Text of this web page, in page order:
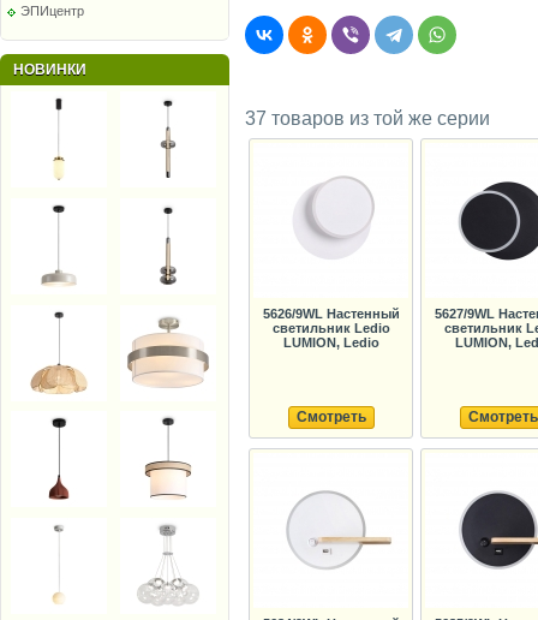
ЭПИцентр
НОВИНКИ
37 товаров из той же серии
5626/9WL Настенный
светильник Ledio
LUMION, Ledio
Смотреть
5627/9WL
светильник
LUMION,
Смотреть